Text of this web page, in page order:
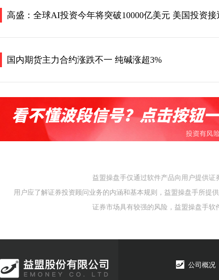
高盛：全球AI投资今年将突破10000亿美元 美国投资接
国内期货主力合约涨跌不一 纯碱涨超3%
益盟操盘手仅通过软件产品向用户提供
用户应了解证券投资顾问业务的内涵和基本规则，益盟操盘手所提
证券市场具有较强的风险，益盟操盘手
公司概况